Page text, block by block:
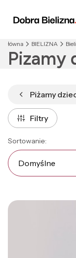
główna BIELIZNA
Pizamy
Piżamy
Filtry
Lista
Sortowanie:
Domyślne